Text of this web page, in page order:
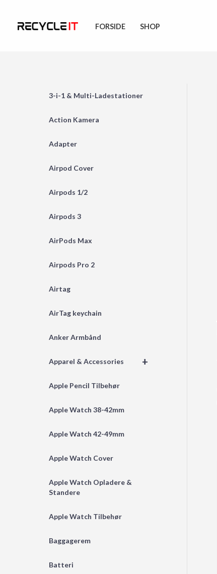
FORSIDE SHOP
3-i-1 & Multi-Ladestationer
Action Kamera
Adapter
Airpod Cover
Airpods 1/2
Airpods 3
AirPods Max
Airpods Pro 2
Airtag
AirTag keychain
Anker Armbånd
+
Apparel & Accessories
Apple Pencil Tilbehør
Apple Watch 38-42mm
Apple Watch 42-49mm
Apple Watch Cover
Apple Watch Opladere &
Standere
Apple Watch Tilbehør
Baggagerem
Batteri